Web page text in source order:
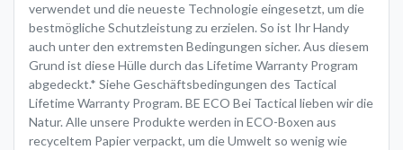
verwendet und die neueste Technologie eingesetzt, um die
bestmögliche Schutzleistung zu erzielen. So ist Ihr Handy
auch unter den extremsten Bedingungen sicher. Aus diesem
Grund ist diese Hülle durch das Lifetime Warranty Program
abgedeckt.* Siehe Geschäftsbedingungen des Tactical
Lifetime Warranty Program. BE ECO Bei Tactical lieben wir die
Natur. Alle unsere Produkte werden in ECO-Boxen aus
recyceltem Papier verpackt, um die Umwelt so wenig wie